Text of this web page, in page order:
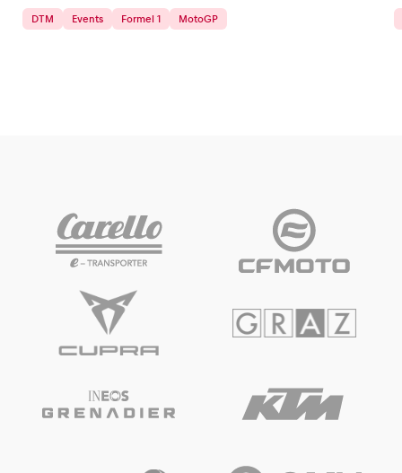
DTM Events Formel 1 MotoGP